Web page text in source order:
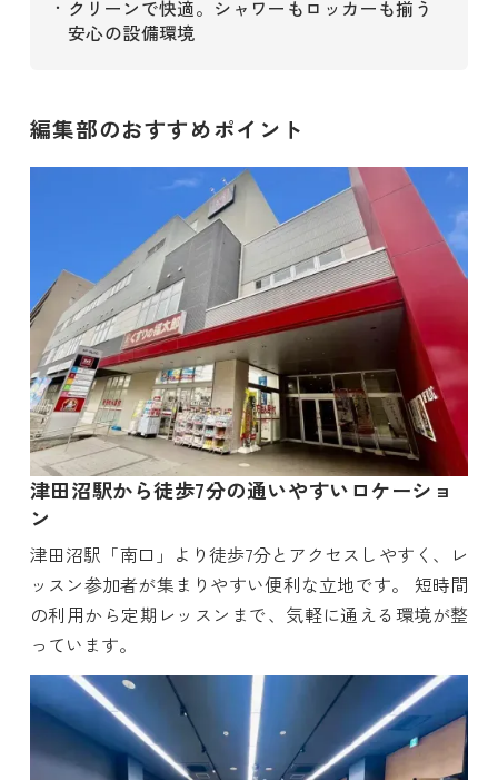
・ クリーンで快適。シャワーもロッカーも揃う
安心の設備環境
編集部のおすすめポイント
津田沼駅から徒歩7分の通いやすいロケーショ
ン
津田沼駅「南口」より徒歩7分とアクセスしやすく、レ
ッスン参加者が集まりやすい便利な立地です。 短時間
の利用から定期レッスンまで、気軽に通える環境が整
っています。